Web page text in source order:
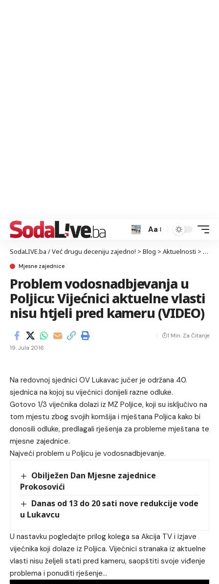
Aa
SodaLIVE.ba / Već drugu deceniju zajedno! > Blog > Aktuelnosti >
Mjesne zajednice
Problem vodosnadbjevanja u
Poljicu: Vijećnici aktuelne vlasti
nisu htjeli pred kameru (VIDEO)
19. Jula 2016.
1 Min. Za Čitanje
Na redovnoj sjednici OV Lukavac jučer je održana 40.
sjednica na kojoj su vijećnici donijeli razne odluke.
Gotovo 1/3 vijećnika dolazi iz MZ Poljice, koji su isključivo na
tom mjestu zbog svojih komšija i mještana Poljica kako bi
donosili odluke, predlagali rješenja za probleme mještana te
mjesne zajednice.
Najveći problem u Poljicu je vodosnadbjevanje.
Obilježen Dan Mjesne zajednice
Prokosovići
Danas od 13 do 20 sati nove redukcije vode
u Lukavcu
U nastavku pogledajte prilog kolega sa Akcija TV i izjave
vijećnika koji dolaze iz Poljica. Vijećnici stranaka iz aktuelne
vlasti nisu željeli stati pred kameru, saopštiti svoje viđenje
problema i ponuditi rješenje…